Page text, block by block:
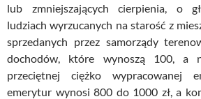
lub zmniejszających cierpienia, o
ludziach wyrzucanych na starość z
sprzedanych przez samorządy
dochodów, które wynoszą 100, a
przeciętnej ciężko wypracowanej
emerytur wynosi 800 do 1000 zł, a